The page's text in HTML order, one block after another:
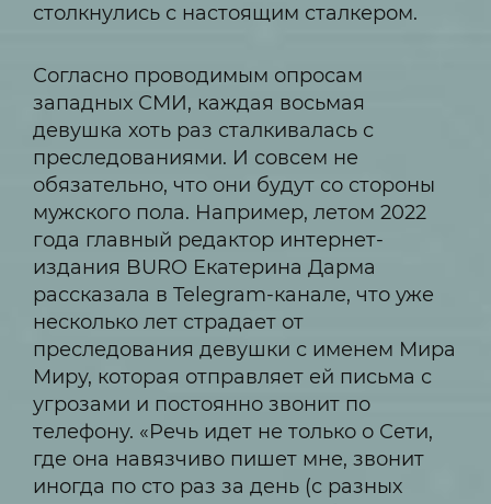
столкнулись с настоящим сталкером.
Согласно проводимым опросам
западных СМИ, каждая восьмая
девушка хоть раз сталкивалась с
преследованиями. И совсем не
обязательно, что они будут со стороны
мужского пола. Например, летом 2022
года главный редактор интернет-
издания BURO Екатерина Дарма
рассказала в Telegram-канале, что уже
несколько лет страдает от
преследования девушки с именем Мира
Миру, которая отправляет ей письма с
угрозами и постоянно звонит по
телефону. «Речь идет не только о Сети,
где она навязчиво пишет мне, звонит
иногда по сто раз за день (с разных